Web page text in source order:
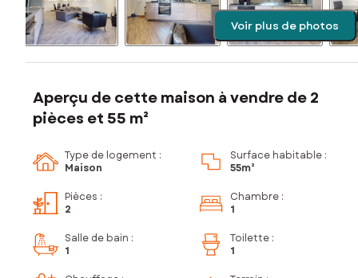
Voir plus de photos
Aperçu de cette maison à vendre de 2
pièces et 55 m²
Type de logement :
Maison
Surface habitable :
55m²
Pièces :
2
Chambre :
1
Salle de bain :
1
Toilette :
1